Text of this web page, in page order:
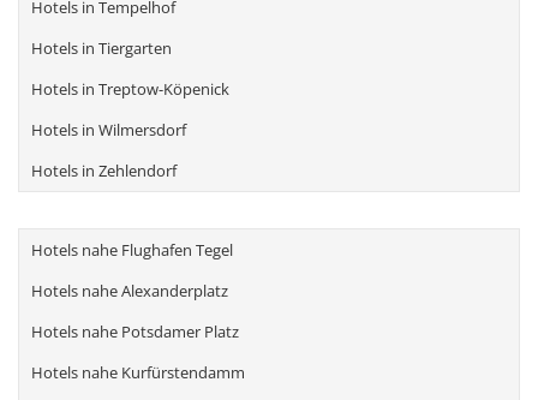
Hotels in Tempelhof
Hotels in Tiergarten
Hotels in Treptow-Köpenick
Hotels in Wilmersdorf
Hotels in Zehlendorf
Hotels nahe Flughafen Tegel
Hotels nahe Alexanderplatz
Hotels nahe Potsdamer Platz
Hotels nahe Kurfürstendamm